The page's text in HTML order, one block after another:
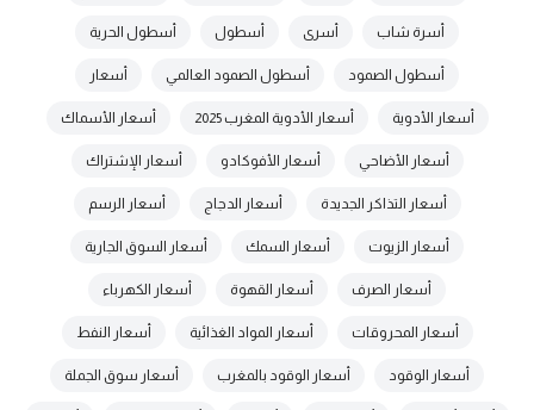
أسرة شاب أسرى أسطول أسطول الحرية
أسطول الصمود أسطول الصمود العالمي أسعار
أسعار الأدوية أسعار الأدوية المغرب 2025 أسعار الأسماك
أسعار الأضاحي أسعار الأفوكادو أسعار الإشتراك
أسعار التذاكر الجديدة أسعار الدجاج أسعار الرسم
أسعار الزيوت أسعار السمك أسعار السوق الجارية
أسعار الصرف أسعار القهوة أسعار الكهرباء
أسعار المحروقات أسعار المواد الغذائية أسعار النفط
أسعار الوقود أسعار الوقود بالمغرب أسعار سوق الجملة